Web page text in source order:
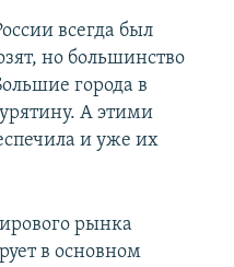
всегда был
но большинство
города в
А этими
и уже их
рынка
в основном